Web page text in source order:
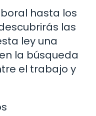
hasta los
las
ley una
la búsqueda
el trabajo y